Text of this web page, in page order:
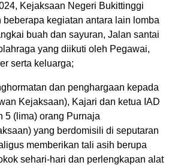
Kejaksaan Negeri Bukittinggi
kegiatan antara lain lomba
buah dan sayuran, Jalan santai
yang diikuti oleh Pegawai,
serta keluarga;
dan penghargaan kepada
Kejaksaan), Kajari dan ketua IAD
5 (lima) orang Purnaja
yang berdomisili di seputaran
memberikan tali asih berupa
sehari-hari dan perlengkapan alat